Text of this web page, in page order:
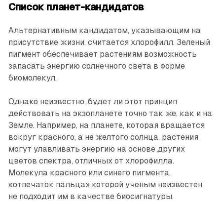
Список планет-кандидатов
Альтернативным кандидатом, указывающим на
присутствие жизни, считается хлорофилл. Зеленый
пигмент обеспечивает растениям возможность
запасать энергию солнечного света в форме
биомолекул.
Однако неизвестно, будет ли этот принцип
действовать на экзопланете точно так же, как и на
Земле. Например, на планете, которая вращается
вокруг красного, а не желтого солнца, растения
могут улавливать энергию на основе других
цветов спектра, отличных от хлорофилла.
Молекула красного или синего пигмента,
«отпечаток пальца» которой ученым неизвестен,
не подходит им в качестве биосигнатуры.